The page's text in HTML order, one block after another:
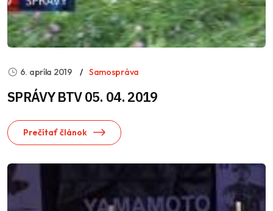
6. apríla 2019 Samospráva
SPRÁVY BTV 05. 04. 2019
Prečítať článok